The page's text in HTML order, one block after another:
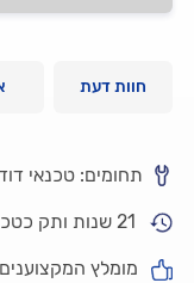
חוות דעת
תחומים: טכנאי
21 שנות ותק כטכנאי דודים
מומלץ המקצוענים